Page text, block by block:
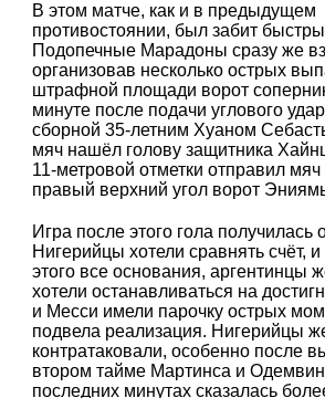
В этом матче, как и в предыдущем
противостоянии, был забит
Подопечные Марадоны сразу же
организовав несколько острых
штрафной площади ворот
минуте после подачи углового
сборной 35-летним Хуаном
мяч нашёл голову защитника
11-метровой отметки отправил
правый верхний угол ворот
Игра после этого гола получилась
Нигерийцы хотели сравнять счёт,
этого все основания, аргентинцы
хотели останавливаться на
и Месси имели парочку острых
подвела реализация. Нигерийцы
контратаковали, особенно после
втором тайме Мартинса и
последних минутах сказалась